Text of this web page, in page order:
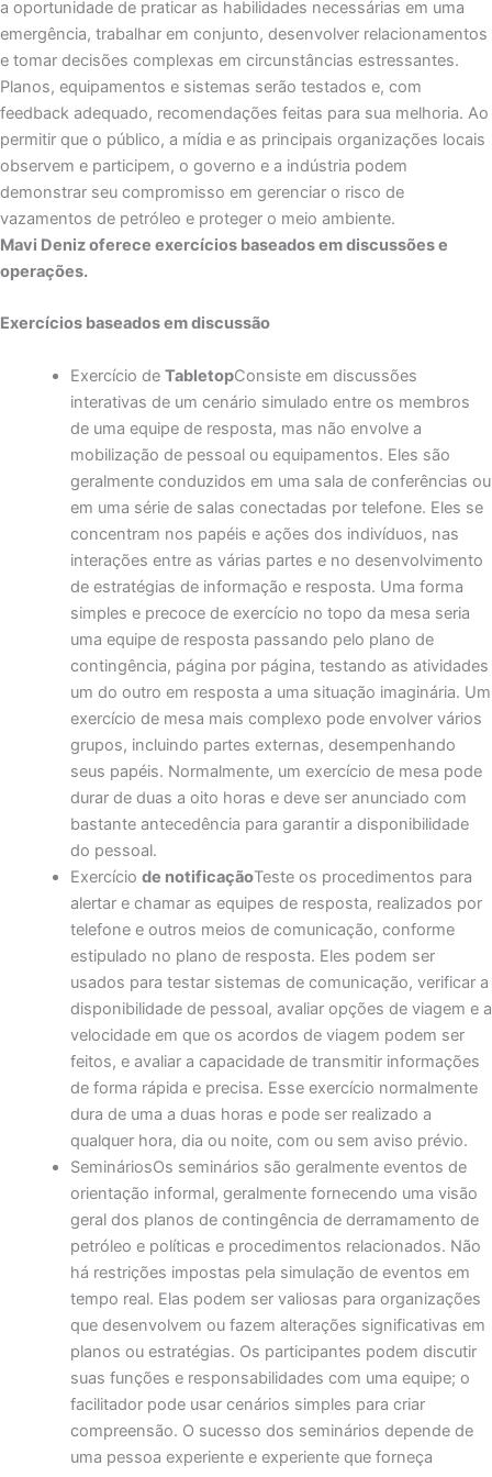
a oportunidade de praticar as habilidades necessárias em uma
emergência, trabalhar em conjunto, desenvolver relacionamentos
e tomar decisões complexas em circunstâncias estressantes.
Planos, equipamentos e sistemas serão testados e, com
feedback adequado, recomendações feitas para sua melhoria. Ao
permitir que o público, a mídia e as principais organizações locais
observem e participem, o governo e a indústria podem
demonstrar seu compromisso em gerenciar o risco de
vazamentos de petróleo e proteger o meio ambiente.
Mavi Deniz oferece exercícios baseados em discussões e
operações.
Exercícios baseados em discussão
Exercício de TabletopConsiste em discussões
interativas de um cenário simulado entre os membros
de uma equipe de resposta, mas não envolve a
mobilização de pessoal ou equipamentos. Eles são
geralmente conduzidos em uma sala de conferências ou
em uma série de salas conectadas por telefone. Eles se
concentram nos papéis e ações dos indivíduos, nas
interações entre as várias partes e no desenvolvimento
de estratégias de informação e resposta. Uma forma
simples e precoce de exercício no topo da mesa seria
uma equipe de resposta passando pelo plano de
contingência, página por página, testando as atividades
um do outro em resposta a uma situação imaginária. Um
exercício de mesa mais complexo pode envolver vários
grupos, incluindo partes externas, desempenhando
seus papéis. Normalmente, um exercício de mesa pode
durar de duas a oito horas e deve ser anunciado com
bastante antecedência para garantir a disponibilidade
do pessoal.
Exercício de notificaçãoTeste os procedimentos para
alertar e chamar as equipes de resposta, realizados por
telefone e outros meios de comunicação, conforme
estipulado no plano de resposta. Eles podem ser
usados para testar sistemas de comunicação, verificar a
disponibilidade de pessoal, avaliar opções de viagem e a
velocidade em que os acordos de viagem podem ser
feitos, e avaliar a capacidade de transmitir informações
de forma rápida e precisa. Esse exercício normalmente
dura de uma a duas horas e pode ser realizado a
qualquer hora, dia ou noite, com ou sem aviso prévio.
SemináriosOs seminários são geralmente eventos de
orientação informal, geralmente fornecendo uma visão
geral dos planos de contingência de derramamento de
petróleo e políticas e procedimentos relacionados. Não
há restrições impostas pela simulação de eventos em
tempo real. Elas podem ser valiosas para organizações
que desenvolvem ou fazem alterações significativas em
planos ou estratégias. Os participantes podem discutir
suas funções e responsabilidades com uma equipe; o
facilitador pode usar cenários simples para criar
compreensão. O sucesso dos seminários depende de
uma pessoa experiente e experiente que forneça